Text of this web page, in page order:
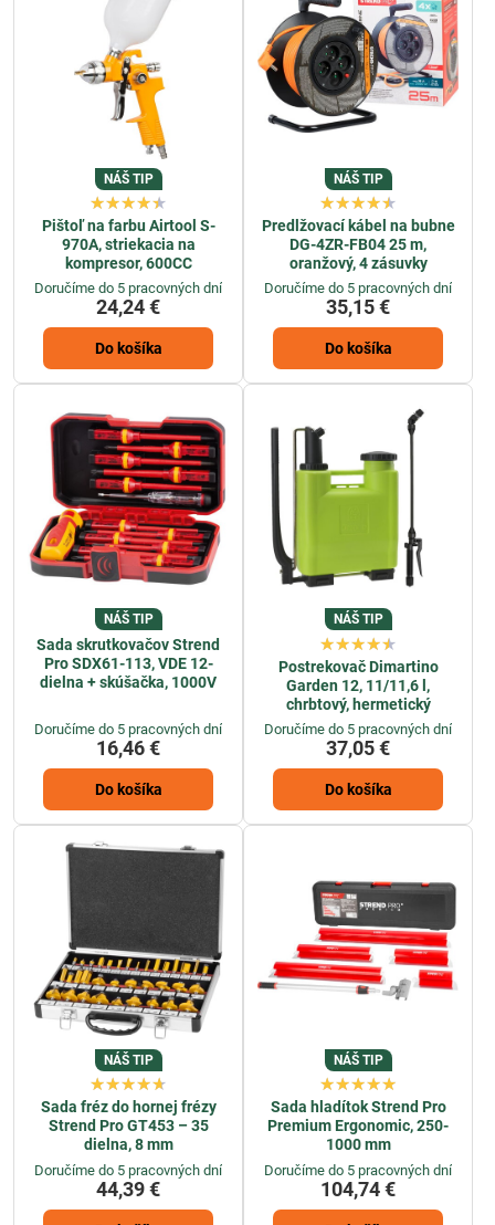
NÁŠ TIP
Pištoľ na farbu Airtool S-
970A, striekacia na
kompresor, 600CC
Doručíme do 5 pracovných dní
24,24 €
Do košíka
NÁŠ TIP
Predlžovací kábel na bubne
DG-4ZR-FB04 25 m,
oranžový, 4 zásuvky
Doručíme do 5 pracovných dní
35,15 €
Do košíka
NÁŠ TIP
Sada skrutkovačov Strend
Pro SDX61-113, VDE 12-
dielna + skúšačka, 1000V
Doručíme do 5 pracovných dní
16,46 €
Do košíka
NÁŠ TIP
Postrekovač Dimartino
Garden 12, 11/11,6 l,
chrbtový, hermetický
Doručíme do 5 pracovných dní
37,05 €
Do košíka
NÁŠ TIP
Sada fréz do hornej frézy
Strend Pro GT453 – 35
dielna, 8 mm
Doručíme do 5 pracovných dní
44,39 €
NÁŠ TIP
Sada hladítok Strend Pro
Premium Ergonomic, 250-
1000 mm
Doručíme do 5 pracovných dní
104,74 €